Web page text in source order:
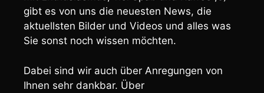
gibt es von uns die neuesten News, die
aktuellsten Bilder und Videos und alles was
Sie sonst noch wissen möchten.
Dabei sind wir auch über Anregungen von
Ihnen sehr dankbar. Über